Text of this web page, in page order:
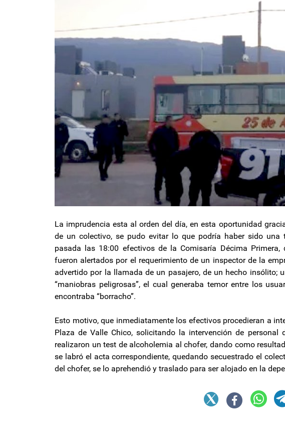
La imprudencia esta al orden del día, en esta oportunidad
de un colectivo, se pudo evitar lo que podría haber sido una
pasada las 18:00 efectivos de la Comisaría Décima
fueron alertados por el requerimiento de un inspector de la
advertido por la llamada de un pasajero, de un hecho insólito;
“maniobras peligrosas”, el cual generaba temor entre los
encontraba “borracho”.
Esto motivo, que inmediatamente los efectivos procedieran a
Plaza de Valle Chico, solicitando la intervención de personal
realizaron un test de alcoholemia al chofer, dando como
se labró el acta correspondiente, quedando secuestrado el
del chofer, se lo aprehendió y traslado para ser alojado en la